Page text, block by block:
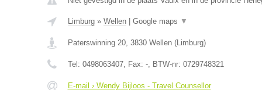
Limburg» Wellen| Google maps ▼
Paterswinning 20, 3830 Wellen(Limburg)
Tel: 0498063407, Fax: -, BTW-nr: 0729748321
E-mail › Wendy Bijloos - Travel Counsellor